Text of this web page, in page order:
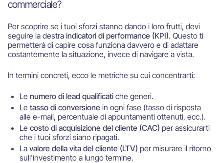
commerciale?
Per scoprire se i tuoi sforzi stanno dando i loro frutti, devi
seguire la destra indicatori di performance (KPI). Questo ti
permetterà di capire cosa funziona davvero e di adattare
costantemente la situazione, invece di navigare a vista.
In termini concreti, ecco le metriche su cui concentrarti:
Le numero di lead qualificati che generi.
Le tasso di conversione in ogni fase (tasso di risposta
alle e-mail, percentuale di appuntamenti ottenuti, ecc.).
Le costo di acquisizione del cliente (CAC) per assicurarti
che i tuoi sforzi siano ripagati.
La valore della vita del cliente (LTV) per misurare il ritorno
sull'investimento a lungo termine.